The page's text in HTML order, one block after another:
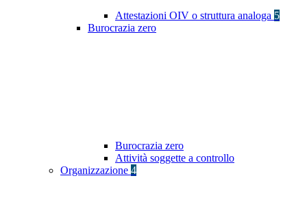
Attestazioni OIV o struttura analoga 5
Burocrazia zero
Burocrazia zero
Attività soggette a controllo
Organizzazione 4